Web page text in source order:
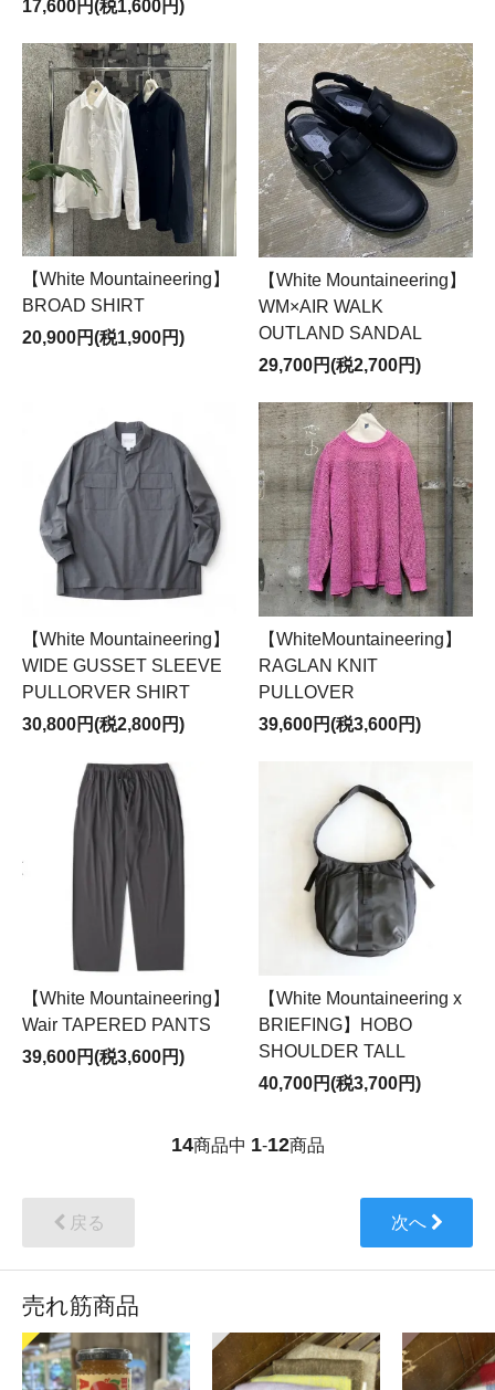
17,600円(税1,600円)
【White Mountaineering】
BROAD SHIRT
20,900円(税1,900円)
【White Mountaineering】
WM×AIR WALK
OUTLAND SANDAL
29,700円(税2,700円)
【White Mountaineering】
WIDE GUSSET SLEEVE
PULLORVER SHIRT
30,800円(税2,800円)
【WhiteMountaineering】
RAGLAN KNIT
PULLOVER
39,600円(税3,600円)
【White Mountaineering】
Wair TAPERED PANTS
39,600円(税3,600円)
【White Mountaineering x
BRIEFING】HOBO
SHOULDER TALL
40,700円(税3,700円)
14商品中 1-12商品
戻る 次へ
売れ筋商品